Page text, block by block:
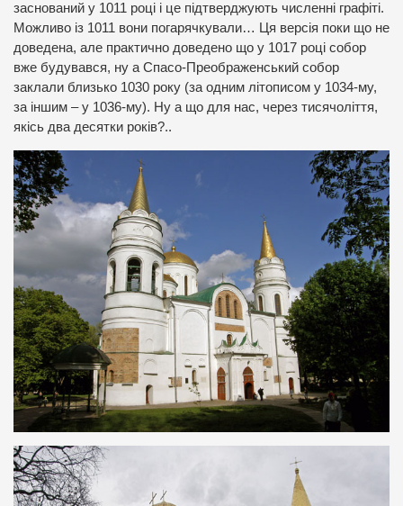
заснований у 1011 році і це підтверджують численні графіті.
Можливо із 1011 вони погарячкували… Ця версія поки що не
доведена, але практично доведено що у 1017 році собор
вже будувався, ну а Спасо-Преображенський собор
заклали близько 1030 року (за одним літописом у 1034-му,
за іншим – у 1036-му). Ну а що для нас, через тисячоліття,
якісь два десятки років?..